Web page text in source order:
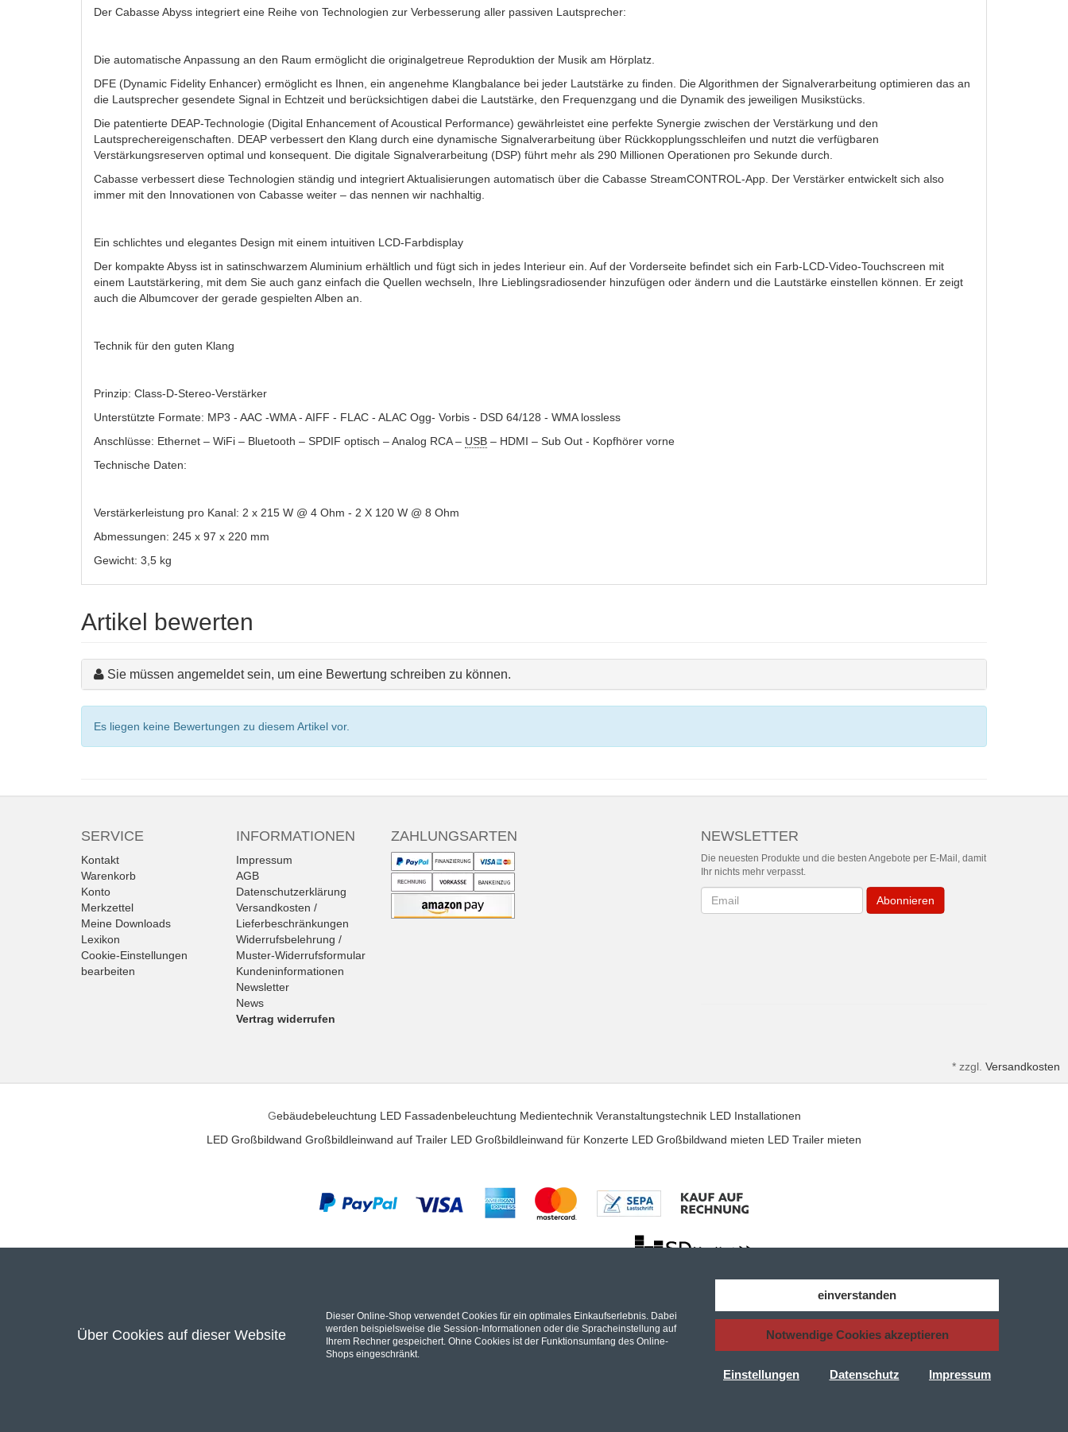
Der Cabasse Abyss integriert eine Reihe von Technologien zur Verbesserung aller passiven Lautsprecher:
Die automatische Anpassung an den Raum ermöglicht die originalgetreue Reproduktion der Musik am Hörplatz.
DFE (Dynamic Fidelity Enhancer) ermöglicht es Ihnen, ein angenehme Klangbalance bei jeder Lautstärke zu finden. Die Algorithmen der Signalverarbeitung optimieren das an
die Lautsprecher gesendete Signal in Echtzeit und berücksichtigen dabei die Lautstärke, den Frequenzgang und die Dynamik des jeweiligen Musikstücks.
Die patentierte DEAP-Technologie (Digital Enhancement of Acoustical Performance) gewährleistet eine perfekte Synergie zwischen der Verstärkung und den
Lautsprechereigenschaften. DEAP verbessert den Klang durch eine dynamische Signalverarbeitung über Rückkopplungsschleifen und nutzt die verfügbaren
Verstärkungsreserven optimal und konsequent. Die digitale Signalverarbeitung (DSP) führt mehr als 290 Millionen Operationen pro Sekunde durch.
Cabasse verbessert diese Technologien ständig und integriert Aktualisierungen automatisch über die Cabasse StreamCONTROL-App. Der Verstärker entwickelt sich also
immer mit den Innovationen von Cabasse weiter – das nennen wir nachhaltig.
Ein schlichtes und elegantes Design mit einem intuitiven LCD-Farbdisplay
Der kompakte Abyss ist in satinschwarzem Aluminium erhältlich und fügt sich in jedes Interieur ein. Auf der Vorderseite befindet sich ein Farb-LCD-Video-Touchscreen mit
einem Lautstärkering, mit dem Sie auch ganz einfach die Quellen wechseln, Ihre Lieblingsradiosender hinzufügen oder ändern und die Lautstärke einstellen können. Er zeigt
auch die Albumcover der gerade gespielten Alben an.
Technik für den guten Klang
Prinzip: Class-D-Stereo-Verstärker
Unterstützte Formate: MP3 - AAC -WMA - AIFF - FLAC - ALAC Ogg- Vorbis - DSD 64/128 - WMA lossless
Anschlüsse: Ethernet – WiFi – Bluetooth – SPDIF optisch – Analog RCA – USB – HDMI – Sub Out - Kopfhörer vorne
Technische Daten:
Verstärkerleistung pro Kanal: 2 x 215 W @ 4 Ohm - 2 X 120 W @ 8 Ohm
Abmessungen: 245 x 97 x 220 mm
Gewicht: 3,5 kg
Artikel bewerten
Sie müssen angemeldet sein, um eine Bewertung schreiben zu können.
Es liegen keine Bewertungen zu diesem Artikel vor.
SERVICE
Kontakt
Warenkorb
Konto
Merkzettel
Meine Downloads
Lexikon
Cookie-Einstellungen
bearbeiten
INFORMATIONEN
Impressum
AGB
Datenschutzerklärung
Versandkosten /
Lieferbeschränkungen
Widerrufsbelehrung /
Muster-Widerrufsformular
Kundeninformationen
Newsletter
News
Vertrag widerrufen
ZAHLUNGSARTEN NEWSLETTER
Die neuesten Produkte und die besten Angebote per E-Mail, damit
Ihr nichts mehr verpasst.
Newsletter Abonnieren
* zzgl. Versandkosten
Gebäudebeleuchtung LED Fassadenbeleuchtung Medientechnik Veranstaltungstechnik LED Installationen
LED Großbildwand Großbildleinwand auf Trailer LED Großbildleinwand für Konzerte LED Großbildwand mieten LED Trailer mieten
AV Receiver,Car Hifi,Hifi KomponentenundLautsprecher, in unserem Shop finden Sie zudem zu jedem Produkt das entsprechende
Audio Video Kabel
Autorisierter Händler für KRELL VTL Perlisten ATC VelodyneDenon
Über Cookies auf dieser Website
Dieser Online-Shop verwendet Cookies für ein optimales Einkaufserlebnis. Dabei
werden beispielsweise die Session-Informationen oder die Spracheinstellung auf
Ihrem Rechner gespeichert. Ohne Cookies ist der Funktionsumfang des Online-
Shops eingeschränkt.
einverstanden
Notwendige Cookies akzeptieren
Einstellungen Datenschutz Impressum